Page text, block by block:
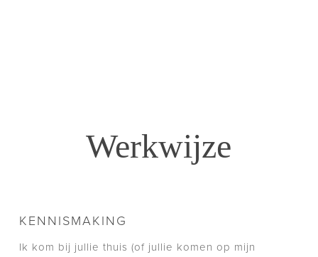
Werkwijze
KENNISMAKING
Ik kom bij jullie thuis (of jullie komen op mijn